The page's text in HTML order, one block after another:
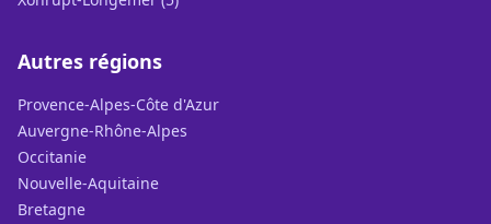
Autres régions
Provence-Alpes-Côte d'Azur
Auvergne-Rhône-Alpes
Occitanie
Nouvelle-Aquitaine
Bretagne